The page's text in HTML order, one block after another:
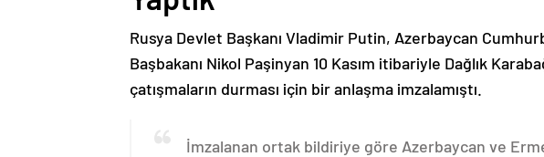
Rusya Devlet Başkanı Vladimir Putin, Azerbaycan
Başbakanı Nikol Paşinyan 10 Kasım itibariyle Dağlık
çatışmaların durması için bir anlaşma imzalamıştı.
İmzalanan ortak bildiriye göre Azerbaycan ve